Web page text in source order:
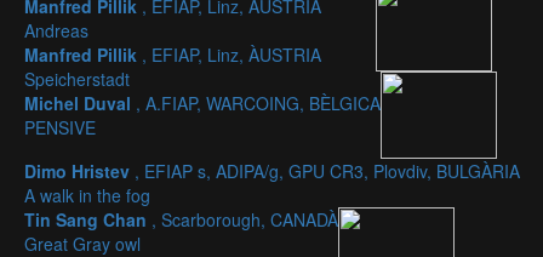
Manfred Pillik , EFIAP, Linz, ÀUSTRIA
Andreas
Manfred Pillik , EFIAP, Linz, ÀUSTRIA
Speicherstadt
Michel Duval , A.FIAP, WARCOING, BÈLGICA
PENSIVE
Dimo Hristev , EFIAP s, ADIPA/g, GPU CR3, Plovdiv, BULGÀRIA
A walk in the fog
Tin Sang Chan , Scarborough, CANADÀ
Great Gray owl